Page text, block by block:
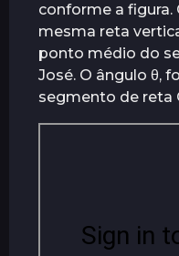
conforme a figura.
mesma reta
ponto médio do
José. O ângulo θ,
segmento de reta